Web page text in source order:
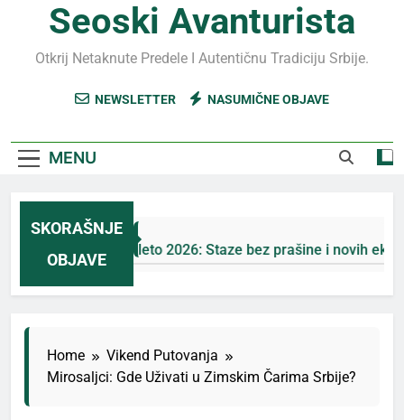
Seoski Avanturista
Otkrij Netaknute Predele I Autentičnu Tradiciju Srbije.
NEWSLETTER NASUMIČNE OBJAVE
MENU
SKORAŠNJE
OBJAVE
Jahorina leto 2026: Staze bez prašine i novih eko-
Home
Vikend Putovanja
Mirosaljci: Gde Uživati u Zimskim Čarima Srbije?